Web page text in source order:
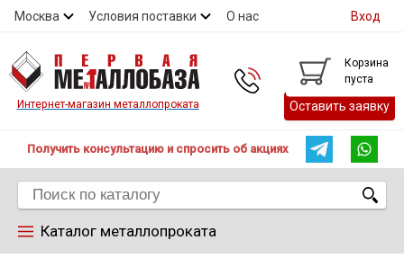
Москва Условия поставки О нас
Контакты
Вход
Интернет-магазин металлопроката
Корзина
пуста
Оставить заявку
Получить консультацию и спросить об акциях
Каталог металлопроката